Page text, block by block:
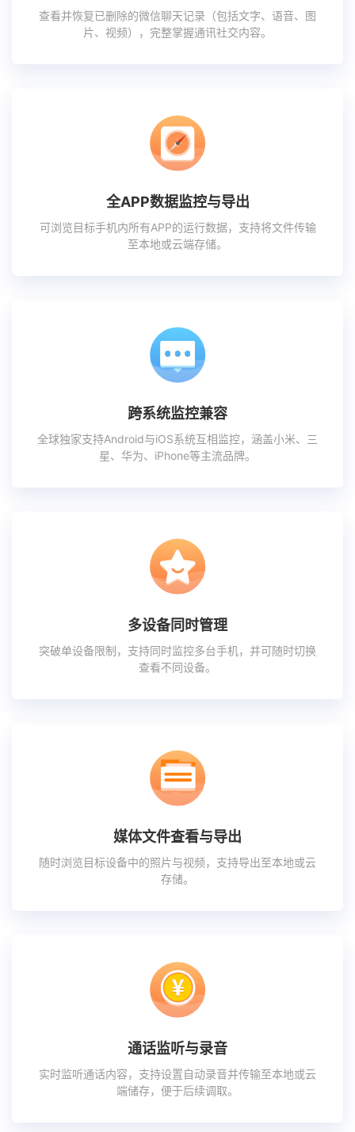
查看并恢复已删除的微信聊天记录（包括文字、语音、图
片、视频），完整掌握通讯社交内容。
全APP数据监控与导出
可浏览目标手机内所有APP的运行数据，支持将文件传输
至本地或云端存储。
跨系统监控兼容
全球独家支持Android与iOS系统互相监控，涵盖小米、三
星、华为、iPhone等主流品牌。
多设备同时管理
突破单设备限制，支持同时监控多台手机，并可随时切换
查看不同设备。
媒体文件查看与导出
随时浏览目标设备中的照片与视频，支持导出至本地或云
存储。
通话监听与录音
实时监听通话内容，支持设置自动录音并传输至本地或云
端储存，便于后续调取。